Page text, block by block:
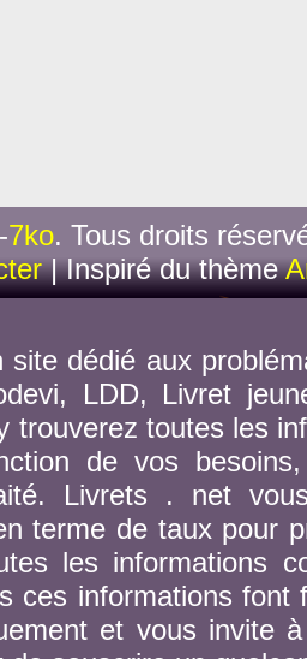
7ko. Tous droits
| Inspiré du thème
site dédié aux
LDD, Livret
trouverez toutes les
de vos
Livrets . net
terme de taux pour
les informations
ces informations
et vous invite